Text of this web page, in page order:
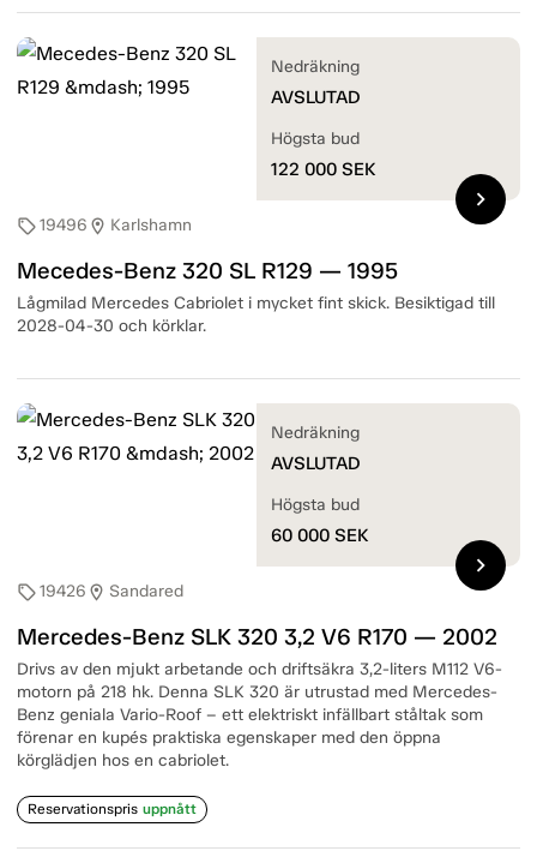
sell19496 location_on Karlshamn
Mecedes-Benz 320 SL R129 — 1995
Lågmilad Mercedes Cabriolet i mycket fint skick. Besiktigad till
2028-04-30 och körklar.
Nedräkning
AVSLUTAD
Högsta bud
122 000 SEK
chevron_right
sell19426 location_on Sandared
Mercedes-Benz SLK 320 3,2 V6 R170 — 2002
Drivs av den mjukt arbetande och driftsäkra 3,2-liters M112 V6-
motorn på 218 hk. Denna SLK 320 är utrustad med Mercedes-
Benz geniala Vario-Roof – ett elektriskt infällbart ståltak som
förenar en kupés praktiska egenskaper med den öppna
körglädjen hos en cabriolet.
Reservationspris uppnått
Nedräkning
AVSLUTAD
Högsta bud
60 000 SEK
chevron_right